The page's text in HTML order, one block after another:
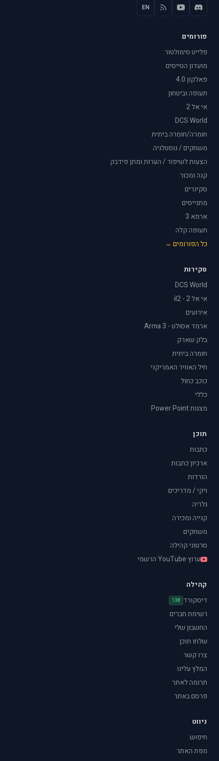
EN
פורומים
פלייט סימולטור
מועדון הטייסים
פאלקון 4.0
תעופה וביטחון
אי אל 2
DCS World
חומרה/חומרה ביתית
משחקים / נוסטלגיה
הצעות לשיפור / הערות ומתן פידבק
קנה ומכור
סקינרים
מתגייסים
ארמא 3
תעופה קלה
כל הפורומים →
סקירות
DCS World
אי אל 2 - il2
אירועים
ארמד אסולט - Arma 3
בלק שארק
חומרה ביתית
חיל האוויר האמריקני
כוכב כחול
כללי
מצגות Power Point
תוכן
כתבות
ארכיון כתבות
הורדות
ויקי / מדריכים
גלריה
קנייה ומכירה
משחקים
סרטוני קהילה
ערוץ YouTube הרשמי
קהילה
דיסקורד 138
רשימת חברים
החשבון שלי
שלחו תוכן
צרו קשר
המלץ עלינו
תרומה לאתר
פרסם באתר
ניווט
חיפוש
מפת האתר